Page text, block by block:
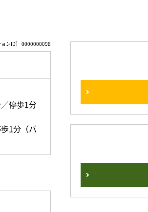
ョンID〕 0000000098
停歩1分
1分（バ